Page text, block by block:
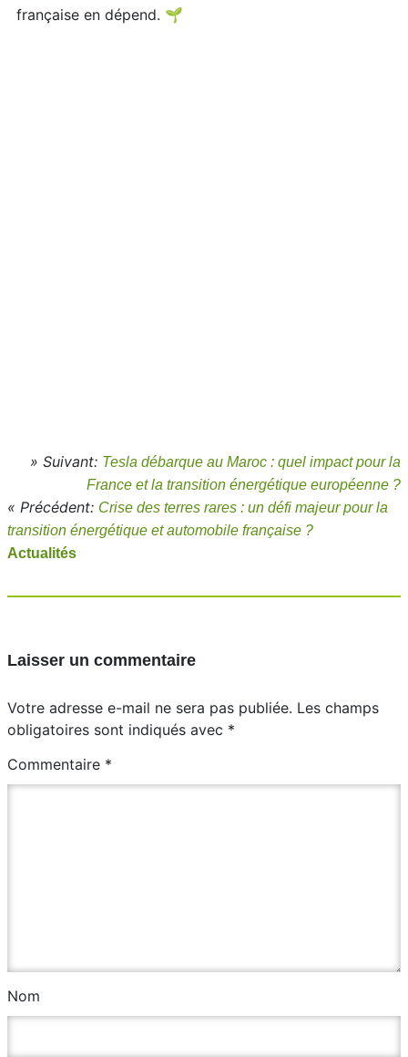
française en dépend. 🌱
» Suivant: Tesla débarque au Maroc : quel impact pour la
France et la transition énergétique européenne ?
« Précédent: Crise des terres rares : un défi majeur pour la
transition énergétique et automobile française ?
Actualités
Laisser un commentaire
Votre adresse e-mail ne sera pas publiée. Les champs
obligatoires sont indiqués avec *
Commentaire *
Nom